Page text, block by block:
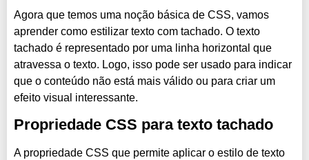
Agora que temos uma noção básica de CSS, vamos
aprender como estilizar texto com tachado. O texto
tachado é representado por uma linha horizontal que
atravessa o texto. Logo, isso pode ser usado para indicar
que o conteúdo não está mais válido ou para criar um
efeito visual interessante.
Propriedade CSS para texto tachado
A propriedade CSS que permite aplicar o estilo de texto